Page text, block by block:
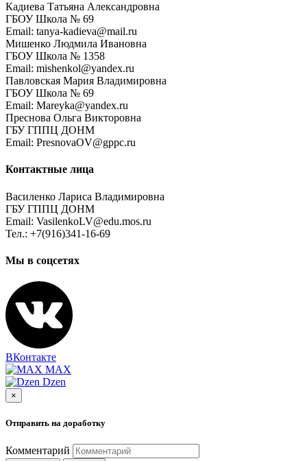
Кадиева Татьяна Александровна
ГБОУ Школа № 69
Email: tanya-kadieva@mail.ru
Мишенко Людмила Ивановна
ГБОУ Школа № 1358
Email: mishenkol@yandex.ru
Павловская Мария Владимировна
ГБОУ Школа № 69
Email: Mareyka@yandex.ru
Преснова Ольга Викторовна
ГБУ ГППЦ ДОНМ
Email: PresnovaOV@gppc.ru
Контактные лица
Василенко Лариса Владимировна
ГБУ ГППЦ ДОНМ
Email: VasilenkoLV@edu.mos.ru
Тел.: +7(916)341-16-69
Мы в соцсетях
ВКонтакте
MAX
Dzen
×
Отправить на доработку
Комментарий